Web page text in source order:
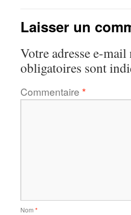
Laisser un
Votre adresse e-mail
obligatoires sont
Commentaire *
Nom *